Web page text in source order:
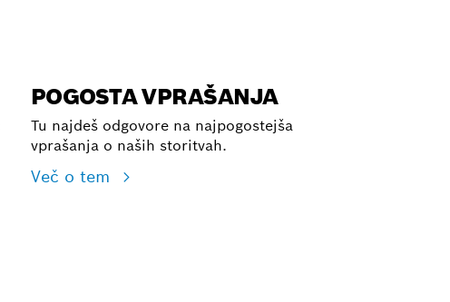
POGOSTA VPRAŠANJA
Tu najdeš odgovore na najpogostejša
vprašanja o naših storitvah.
Več o tem